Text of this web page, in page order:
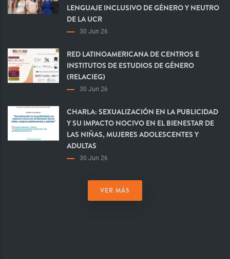
LENGUAJE INCLUSIVO DE GÉNERO Y NEUTRO
DE LA UCR
30 Jun 26
RED LATINOAMERICANA DE CENTROS E
INSTITUTOS DE ESTUDIOS DE GÉNERO
(RELACIEG)
30 Jun 26
CHARLA: SEXUALIZACIÓN EN LA PUBLICIDAD
Y SU IMPACTO NOCIVO EN EL BIENESTAR DE
LAS NIÑAS, MUJERES ADOLESCENTES Y
ADULTAS
30 Jun 26
VER MÁS